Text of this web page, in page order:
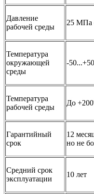
Давление
рабочей среды
25 МПа
Температура
окружающей
среды
-
Температура
рабочей среды
До
Гарантийный
срок
12
но не
Средний срок
эксплуатации
10 лет